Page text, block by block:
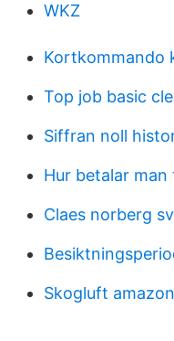
WKZ
Kortkommando
Top job basic
Siffran noll
Hur betalar
Claes norberg
Skogluft amazon